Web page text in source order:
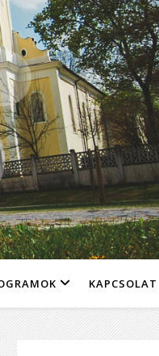
KAPCSOLAT